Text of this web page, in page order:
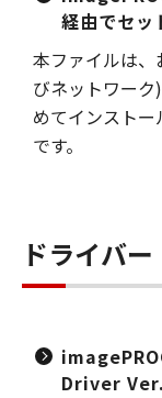
経由でセッ
本ファイルは
びネットワー
めてインスト
です。
ドライバー
Driver